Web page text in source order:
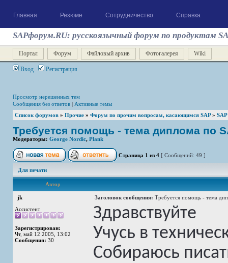
Главная Резюме Сотрудничество Справка
SAPфорум.RU: русскоязычный форум по продуктам
Портал Форум Файловый архив Фотогалерея Wiki
Вход Регистрация
Просмотр нерешенных тем
Сообщения без ответов | Активные темы
Список форумов » Прочие » Форум по прочим вопросам, касающимся SAP»
Требуется помощь - тема диплома по
Модераторы: George Nordic, Plank
Страница 1 из 4 [ Сообщений: 49 ]
Для печати
Автор
jk Заголовок сообщения: Требуется помощь - тема
Ассистент
Зарегистрирован:
Чт, май 12 2005, 13:02
Сообщения: 30
Здравствуйте
Учусь в
Собираюсь